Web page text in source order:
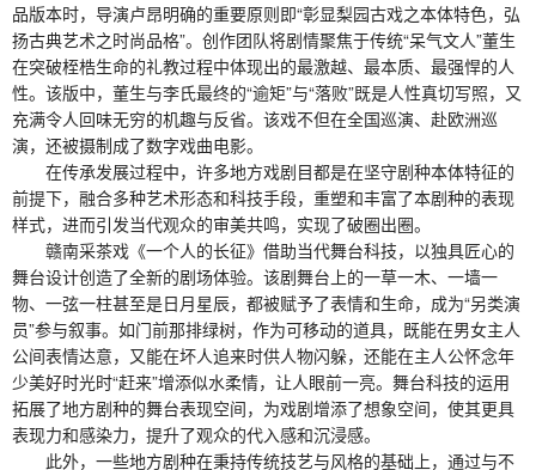
品版本时，导演卢昂明确的重要原则即“彰显梨园古戏之本体特色，弘
扬古典艺术之时尚品格”。创作团队将剧情聚焦于传统“呆气文人”董生
在突破桎梏生命的礼教过程中体现出的最激越、最本质、最强悍的人
性。该版中，董生与李氏最终的“逾矩”与“落败”既是人性真切写照，又
充满令人回味无穷的机趣与反省。该戏不但在全国巡演、赴欧洲巡
演，还被摄制成了数字戏曲电影。
在传承发展过程中，许多地方戏剧目都是在坚守剧种本体特征的
前提下，融合多种艺术形态和科技手段，重塑和丰富了本剧种的表现
样式，进而引发当代观众的审美共鸣，实现了破圈出圈。
赣南采茶戏《一个人的长征》借助当代舞台科技，以独具匠心的
舞台设计创造了全新的剧场体验。该剧舞台上的一草一木、一墙一
物、一弦一柱甚至是日月星辰，都被赋予了表情和生命，成为“另类演
员”参与叙事。如门前那排绿树，作为可移动的道具，既能在男女主人
公间表情达意，又能在坏人追来时供人物闪躲，还能在主人公怀念年
少美好时光时“赶来”增添似水柔情，让人眼前一亮。舞台科技的运用
拓展了地方剧种的舞台表现空间，为戏剧增添了想象空间，使其更具
表现力和感染力，提升了观众的代入感和沉浸感。
此外，一些地方剧种在秉持传统技艺与风格的基础上，通过与不